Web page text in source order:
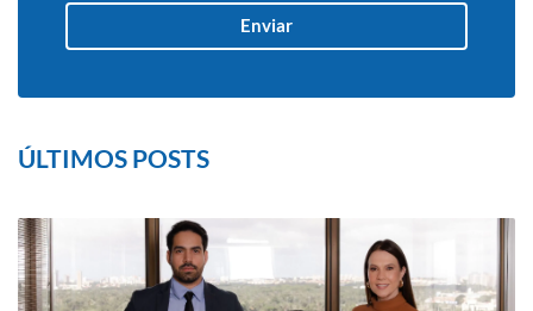
Enviar
ÚLTIMOS POSTS